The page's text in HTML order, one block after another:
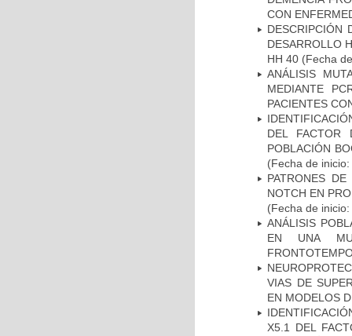
CON
DESCRIPCIÓN
DESARROLLO
HH 40 (Fecha
ANÁLISIS
MEDIANTE
PACIENTES
DEL FACTOR
POBLACIÓN
(Fecha de
PATRONES
NOTCH EN
(Fecha de
ANÁLISIS
EN UNA
VIAS DE
EN MODELOS
X5.1 DEL